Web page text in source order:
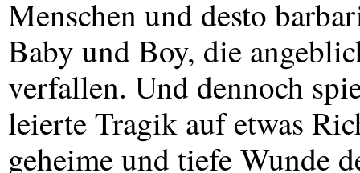
Menschen und desto
Baby und Boy, die
verfallen. Und dennoch
leierte Tragik auf etwas
geheime und tiefe Wunde